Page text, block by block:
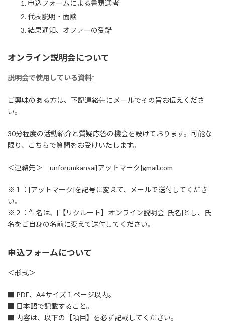
申込フォームによる書類選考
代表説明・面談
結果通知、オファーの受諾
オンライン説明会について
説明会で使用している資料*
ご興味のある方は、下記連絡先にメールでその旨お伝えくださ
い。
30分程度の活動紹介と質疑応答の機会を設けております。可能な
限り、こちらで質問をお受けいたします。
＜連絡先＞ unforumkansai[アットマーク]gmail.com
※１：[アットマーク]を記号に変えて、メールで送付してくださ
い。
※２：件名は、[【リクルート】オンライン説明会_氏名]とし、氏
名をご自身の名前に変えて送付してください。
申込フォームについて
＜形式＞
■ PDF、A4サイズ１ページ以内。
■ 日本語で記載すること。
■ 内容は、以下の【項目】を必ず記載してください。